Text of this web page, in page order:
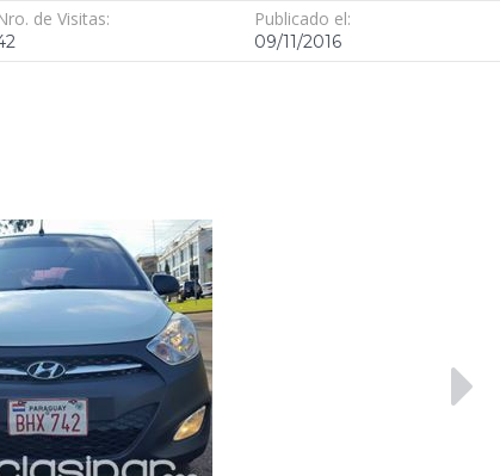
de Visitas: Publicado el:
09/11/2016